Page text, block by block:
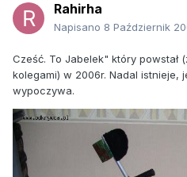
Rahirha
Napisano 8 Październik
Cześć. To Jabelek" który powstał
kolegami) w 2006r. Nadal istnieje,
wypoczywa.